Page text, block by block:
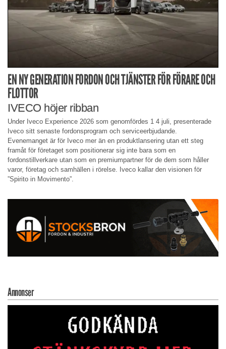
EN NY GENERATION FORDON OCH TJÄNSTER FÖR FÖRARE OCH
FLOTTOR
IVECO höjer ribban
Under Iveco Experience 2026 som genomfördes 1 4 juli, presenterade
Iveco sitt senaste fordonsprogram och serviceerbjudande.
Evenemanget är för Iveco mer än en produktlansering utan ett steg
framåt för företaget som positionerar sig inte bara som en
fordonstillverkare utan som en premiumpartner för de dem som håller
varor, företag och samhällen i rörelse. Iveco kallar den visionen för
”Spirito in Movimento”.
Annonser